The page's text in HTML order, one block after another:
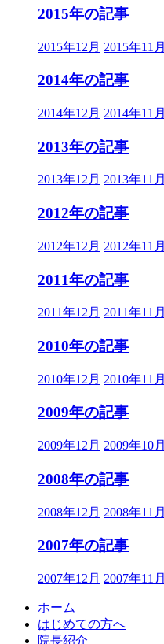
2015年の記事
2015年12月 2015年11月
2014年の記事
2014年12月 2014年11月
2013年の記事
2013年12月 2013年11月
2012年の記事
2012年12月 2012年11月
2011年の記事
2011年12月 2011年11月
2010年の記事
2010年12月 2010年11月
2009年の記事
2009年12月 2009年10月
2008年の記事
2008年12月 2008年11月
2007年の記事
2007年12月 2007年11月
ホーム
はじめての方へ
院長紹介